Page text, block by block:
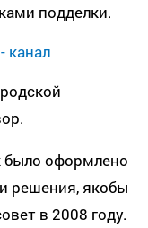
подделки.
канал
было оформлено
решения, якобы
в 2008 году.